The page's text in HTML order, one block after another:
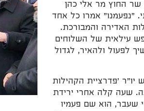
שר החוץ מר אלי כהן
"נפעמנו" אמרו כל אחד
האדירה והמבורכת.
עילאית של השלוחים
לפעול ולהאיר, לגדול
'פדרציית הקהילות
שעה קלה אחרי ירידת
שעבר, הוא שם פעמיו